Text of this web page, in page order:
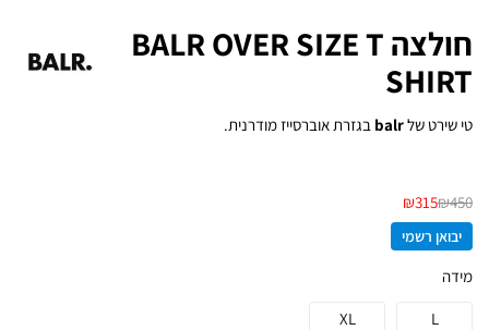
חולצה BALR OVER SIZE T
SHIRT
טי שירט שלbalr בגזרת אוברסייז מודרנית.
₪450
₪315
יבואן רשמי
מידה
L
XL